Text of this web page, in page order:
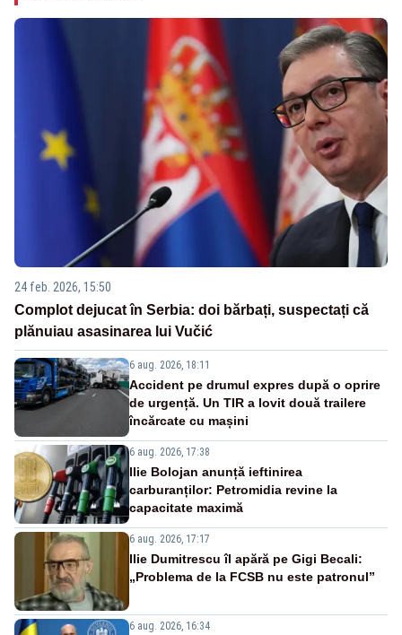
24 feb. 2026, 15:50
Complot dejucat în Serbia: doi bărbați, suspectați că
plănuiau asasinarea lui Vučić
6 aug. 2026, 18:11
Accident pe drumul expres după o oprire
de urgență. Un TIR a lovit două trailere
încărcate cu mașini
6 aug. 2026, 17:38
Ilie Bolojan anunță ieftinirea
carburanților: Petromidia revine la
capacitate maximă
6 aug. 2026, 17:17
Ilie Dumitrescu îl apără pe Gigi Becali:
„Problema de la FCSB nu este patronul”
6 aug. 2026, 16:34